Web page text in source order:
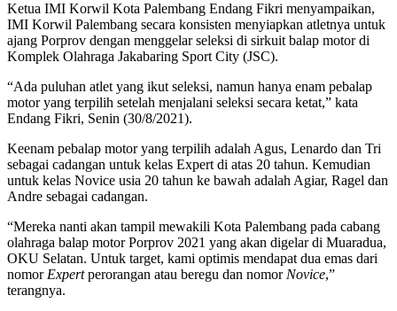
Ketua IMI Korwil Kota Palembang Endang Fikri menyampaikan,
IMI Korwil Palembang secara konsisten menyiapkan atletnya untuk
ajang Porprov dengan menggelar seleksi di sirkuit balap motor di
Komplek Olahraga Jakabaring Sport City (JSC).
“Ada puluhan atlet yang ikut seleksi, namun hanya enam pebalap
motor yang terpilih setelah menjalani seleksi secara ketat,” kata
Endang Fikri, Senin (30/8/2021).
Keenam pebalap motor yang terpilih adalah Agus, Lenardo dan Tri
sebagai cadangan untuk kelas Expert di atas 20 tahun. Kemudian
untuk kelas Novice usia 20 tahun ke bawah adalah Agiar, Ragel dan
Andre sebagai cadangan.
“Mereka nanti akan tampil mewakili Kota Palembang pada cabang
olahraga balap motor Porprov 2021 yang akan digelar di Muaradua,
OKU Selatan. Untuk target, kami optimis mendapat dua emas dari
nomor Expertperorangan atau beregu dan nomor Novice,”
terangnya.